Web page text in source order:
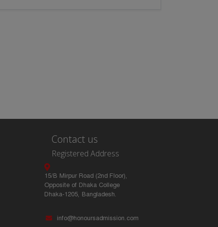
Contact us
Registered Address
15/B Mirpur Road (2nd Floor),
Opposite of Dhaka College
Dhaka-1205, Bangladesh.
info@honoursadmission.com